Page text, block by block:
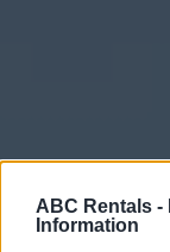
ABC Rentals -
Information